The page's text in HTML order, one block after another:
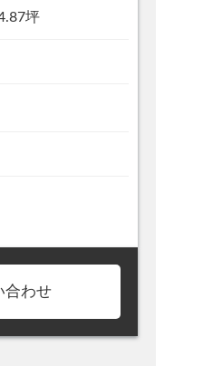
坪
合わせ